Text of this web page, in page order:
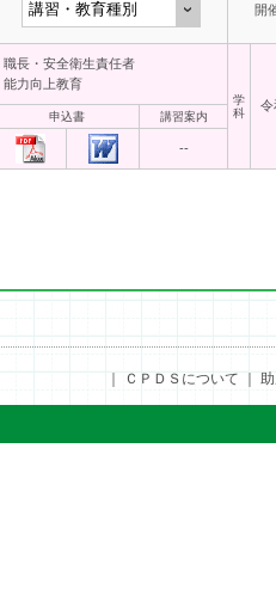
開
職長・安全衛生責任者
能力向上教育
学
科
令
申込書 講習案内
--
｜ＣＰＤＳについて ｜